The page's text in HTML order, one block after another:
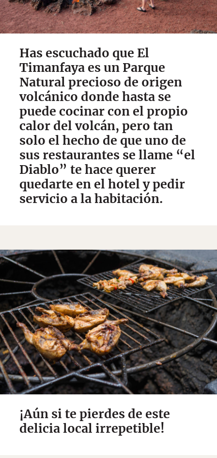
Has escuchado que El
Timanfaya es un Parque
Natural precioso de origen
volcánico donde hasta se
puede cocinar con el propio
calor del volcán, pero tan
solo el hecho de que uno de
sus restaurantes se llame “el
Diablo” te hace querer
quedarte en el hotel y pedir
servicio a la habitación.
¡Aún si te pierdes de este
delicia local irrepetible!